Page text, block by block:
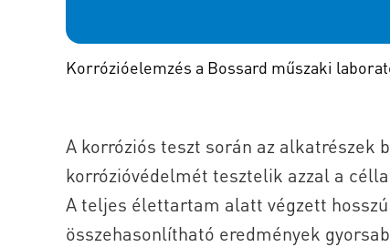
Korrózióelemzés a Bossard műszaki
A korróziós teszt során az alkatrészek
korrózióvédelmét tesztelik azzal a
A teljes élettartam alatt végzett
összehasonlítható eredmények